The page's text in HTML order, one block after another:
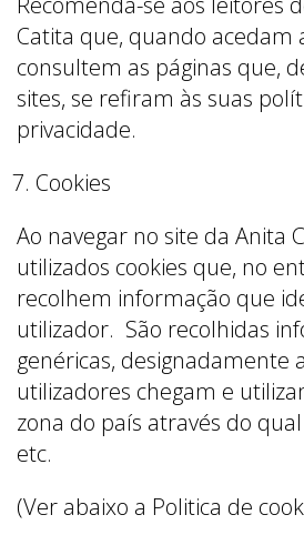
Catita que, quando acedam
consultem as páginas que,
sites, se refiram às suas
privacidade.
Cookies
Ao navegar no site da Anita
utilizados cookies que, no
recolhem informação que
utilizador. São recolhidas
genéricas, designadamente
utilizadores chegam e
zona do país através do
etc.
(Ver abaixo a Politica de